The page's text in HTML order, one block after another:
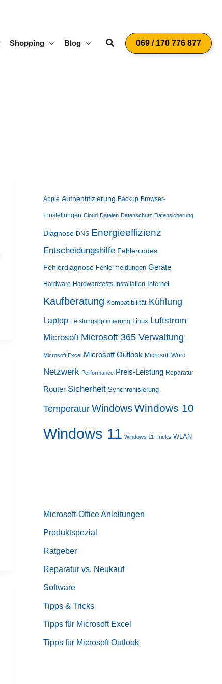
Shopping Blog Suchen069 / 170 776 877
Apple Authentifizierung Backup Browser-
Einstellungen Cloud Dateien Datenschutz Datensicherung
Diagnose DNS Energieeffizienz
Entscheidungshilfe Fehlercodes
Fehlerdiagnose Fehlermeldungen Geräte
Hardware Hardwaretests Installation Internet
Kaufberatung Kompatibilität Kühlung
Laptop Leistungsoptimierung Linux Luftstrom
Microsoft Microsoft 365 Verwaltung
Microsoft Excel Microsoft Outlook Microsoft Word
Netzwerk Performance Preis-Leistung Reparatur
Router Sicherheit Synchronisierung
Temperatur WindowsWindows 10
Windows 11 Windows 11 Tricks WLAN
Microsoft-Office Anleitungen
Produktspezial
Ratgeber
Reparatur vs. Neukauf
Software
Tipps & Tricks
Tipps für Microsoft Excel
Tipps für Microsoft Outlook